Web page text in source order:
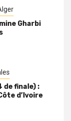
Gharbi
de finale) :
d’Ivoire